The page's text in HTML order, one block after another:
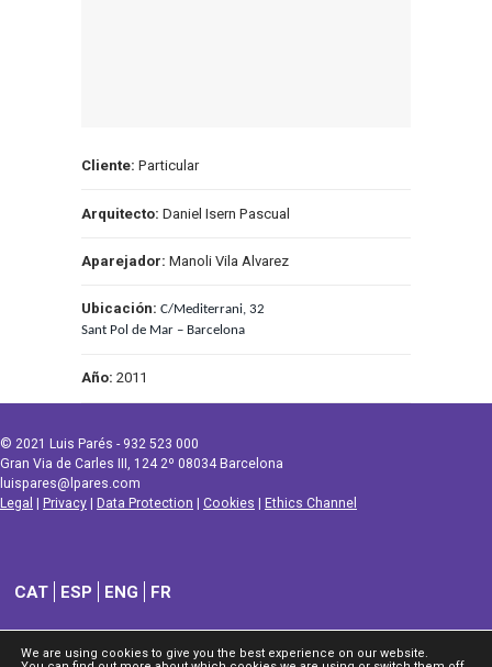
Cliente: Particular
Arquitecto: Daniel Isern Pascual
Aparejador: Manoli Vila Alvarez
Ubicación: C/Mediterrani, 32
Sant Pol de Mar – Barcelona
Año: 2011
© 2021 Luis Parés - 932 523 000
Gran Via de Carles III, 124 2º 08034 Barcelona
luispares@lpares.com
Legal | Privacy | Data Protection | Cookies | Ethics Channel
CAT ESP ENG FR
We are using cookies to give you the best experience on our website.